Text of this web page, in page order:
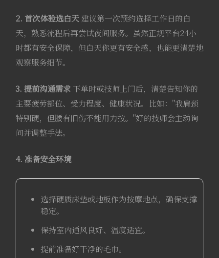
2. 首次体验选白天建议第一次预约选择工作日的白
天，熟悉流程后再尝试夜间服务。虽然正规平台24小
时都有安全保障，但白天你更有安全感，也能更清楚地
观察服务细节。
3. 提前沟通需求 下单时或技师上门后，清楚告知你的
主要疲劳部位、受力程度、健康状况。比如："我肩颈
特别硬，但腰有旧伤不能用力按。"好的技师会主动询
问并调整手法。
4. 准备安全环境
选择硬质床垫或地板作为按摩地点，确保支撑
稳定。
保持室内通风良好、温度适宜。
提前准备好干净的毛巾。